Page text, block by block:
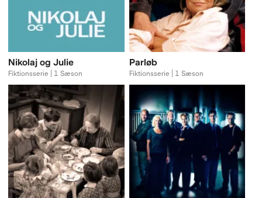
Nikolaj og Julie
Fiktionsserie | 1 Sæson
Parløb
Fiktionsserie | 1 Sæson